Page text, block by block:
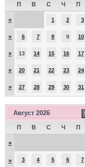
П В С Ч П
» 1 2 3
» 6 7 8 9 10
» 13 14 15 16 17
» 20 21 22 23 24
» 27 28 29 30 31
Август 2026
П В С Ч П
»
» 3 4 5 6 7